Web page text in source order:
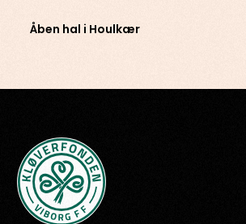
Åben hal i Houlkær